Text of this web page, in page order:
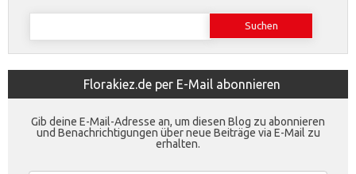
Suchen
Florakiez.de per E-Mail abonnieren
Gib deine E-Mail-Adresse an, um diesen Blog zu abonnieren
und Benachrichtigungen über neue Beiträge via E-Mail zu
erhalten.
E-